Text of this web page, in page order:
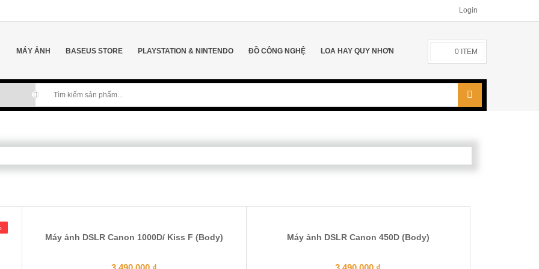
Login
MÁY ẢNH BASEUS STORE PLAYSTATION & NINTENDO ĐỒ CÔNG NGHỆ LOA HAY QUY NHƠN 0 ITEM
Máy ảnh DSLR Canon 1000D/ Kiss F (Body) Máy ảnh DSLR Canon 450D (Body)